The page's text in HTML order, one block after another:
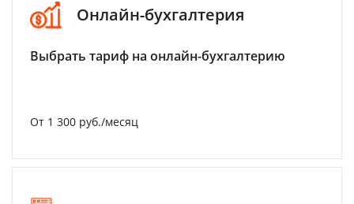
Онлайн-бухгалтерия
Выбрать тариф на онлайн-бухгалтерию
От 1 300 руб./месяц